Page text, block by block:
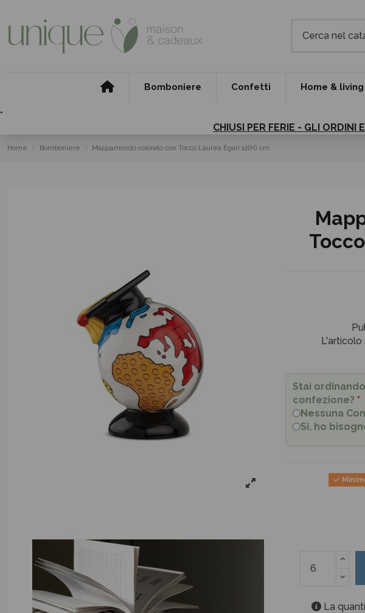
Bomboniere Confetti Home & living
.
CHIUSI PER FERIE - GLI
Home Bomboniere Mappamondo colorato con Tocco Laurea Egan 12(H) cm
L'articolo
Stai
confezione? *
Nessuna
Si, ho
La